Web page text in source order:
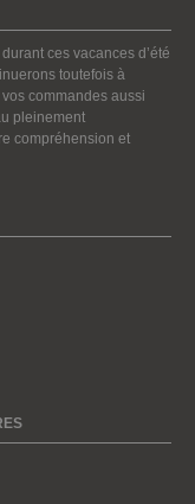
ces vacances d’été
toutefois à
commandes aussi
pleinement
compréhension et